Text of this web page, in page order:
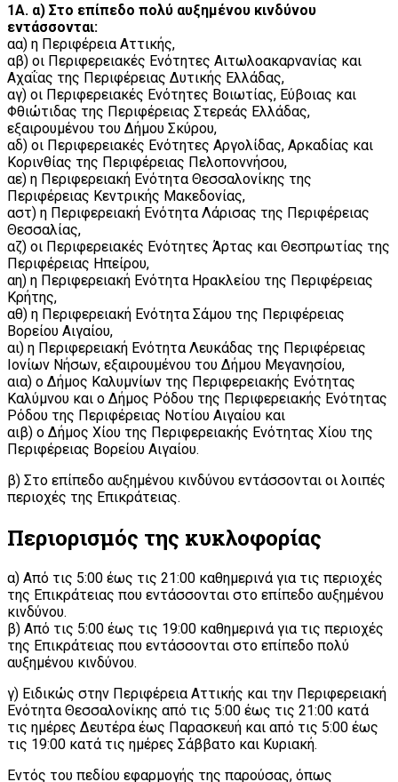
1Α. α) Στο επίπεδο πολύ αυξημένου κινδύνου
εντάσσονται:
αα) η Περιφέρεια Αττικής,
αβ) οι Περιφερειακές Ενότητες Αιτωλοακαρνανίας και
Αχαΐας της Περιφέρειας Δυτικής Ελλάδας,
αγ) οι Περιφερειακές Ενότητες Βοιωτίας, Εύβοιας και
Φθιώτιδας της Περιφέρειας Στερεάς Ελλάδας,
εξαιρουμένου του Δήμου Σκύρου,
αδ) οι Περιφερειακές Ενότητες Αργολίδας, Αρκαδίας και
Κορινθίας της Περιφέρειας Πελοποννήσου,
αε) η Περιφερειακή Ενότητα Θεσσαλονίκης της
Περιφέρειας Κεντρικής Μακεδονίας,
αστ) η Περιφερειακή Ενότητα Λάρισας της Περιφέρειας
Θεσσαλίας,
αζ) οι Περιφερειακές Ενότητες Άρτας και Θεσπρωτίας της
Περιφέρειας Ηπείρου,
αη) η Περιφερειακή Ενότητα Ηρακλείου της Περιφέρειας
Κρήτης,
αθ) η Περιφερειακή Ενότητα Σάμου της Περιφέρειας
Βορείου Αιγαίου,
αι) η Περιφερειακή Ενότητα Λευκάδας της Περιφέρειας
Ιονίων Νήσων, εξαιρουμένου του Δήμου Μεγανησίου,
αια) ο Δήμος Καλυμνίων της Περιφερειακής Ενότητας
Καλύμνου και ο Δήμος Ρόδου της Περιφερειακής Ενότητας
Ρόδου της Περιφέρειας Νοτίου Αιγαίου και
αιβ) ο Δήμος Χίου της Περιφερειακής Ενότητας Χίου της
Περιφέρειας Βορείου Αιγαίου.
β) Στο επίπεδο αυξημένου κινδύνου εντάσσονται οι λοιπές
περιοχές της Επικράτειας.
Περιορισμός της κυκλοφορίας
α) Από τις 5:00 έως τις 21:00 καθημερινά για τις περιοχές
της Επικράτειας που εντάσσονται στο επίπεδο αυξημένου
κινδύνου.
β) Από τις 5:00 έως τις 19:00 καθημερινά για τις περιοχές
της Επικράτειας που εντάσσονται στο επίπεδο πολύ
αυξημένου κινδύνου.
γ) Ειδικώς στην Περιφέρεια Αττικής και την Περιφερειακή
Ενότητα Θεσσαλονίκης από τις 5:00 έως τις 21:00 κατά
τις ημέρες Δευτέρα έως Παρασκευή και από τις 5:00 έως
τις 19:00 κατά τις ημέρες Σάββατο και Κυριακή.
Εντός του πεδίου εφαρμογής της παρούσας, όπως